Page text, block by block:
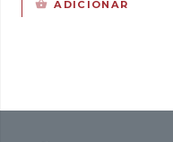
ADICIONAR